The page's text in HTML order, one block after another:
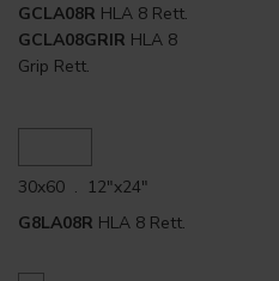
GCLA08R HLA 8 Rett.
GCLA08GRIR HLA 8
Grip Rett.
30x60 . 12"x24"
G8LA08R HLA 8 Rett.